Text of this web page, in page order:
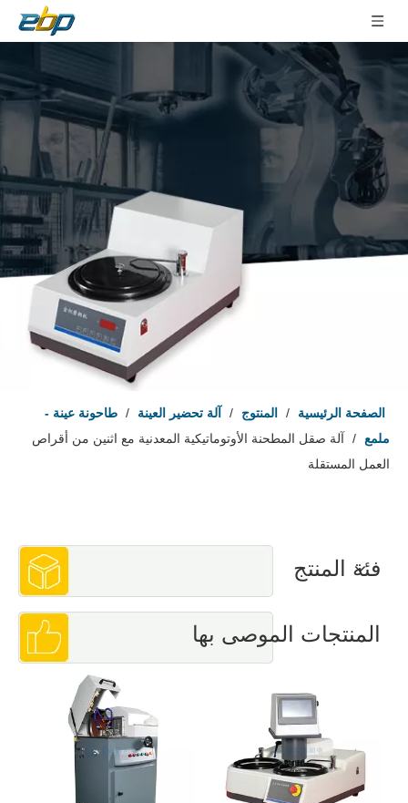
الصفحة الرئيسية / المنتوج / آلة تحضير العينة / طاحونة عينة -
ملمع
/
آلة صقل المطحنة الأوتوماتيكية المعدنية مع اثنين من أقراص
العمل المستقلة
فئة المنتج
المنتجات الموصى بها